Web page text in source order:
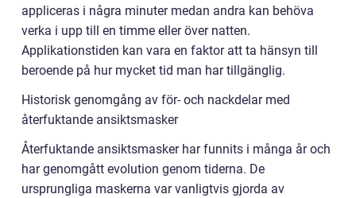
appliceras i några minuter medan andra kan behöva
verka i upp till en timme eller över natten.
Applikationstiden kan vara en faktor att ta hänsyn till
beroende på hur mycket tid man har tillgänglig.
Historisk genomgång av för- och nackdelar med
återfuktande ansiktsmasker
Återfuktande ansiktsmasker har funnits i många år och
har genomgått evolution genom tiderna. De
ursprungliga maskerna var vanligtvis gjorda av